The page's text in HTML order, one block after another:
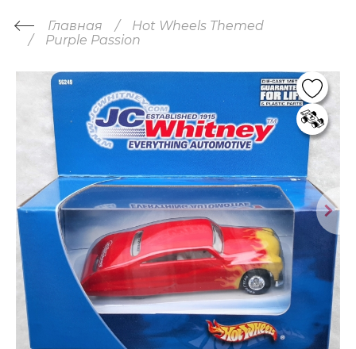
Главная
Hot Wheels Themed
Purple Passion